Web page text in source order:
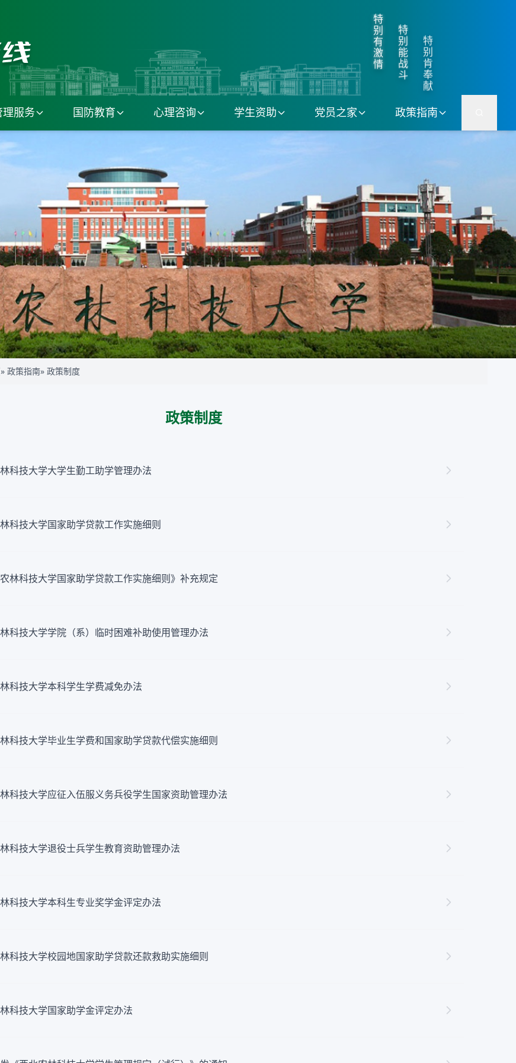
特
别
有
激
情
特
别
能
战
斗
特
别
肯
奉
献
理服务 国防教育 心理咨询 学生资助 党员之家 政策指南
» 政策指南» 政策制度
政策制度
科技大学大学生勤工助学管理办法
科技大学国家助学贷款工作实施细则
农林科技大学国家助学贷款工作实施细则》补充规定
科技大学学院（系）临时困难补助使用管理办法
科技大学本科学生学费减免办法
科技大学毕业生学费和国家助学贷款代偿实施细则
科技大学应征入伍服义务兵役学生国家资助管理办法
科技大学退役士兵学生教育资助管理办法
科技大学本科生专业奖学金评定办法
科技大学校园地国家助学贷款还款救助实施细则
科技大学国家助学金评定办法